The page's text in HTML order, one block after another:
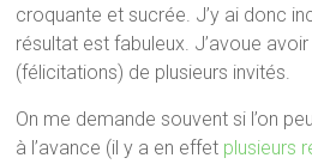
croquante et sucrée. J’y ai donc
résultat est fabuleux. J’avoue
(félicitations) de plusieurs invités.
On me demande souvent si l’on
à l’avance (il y a en effet plusieurs